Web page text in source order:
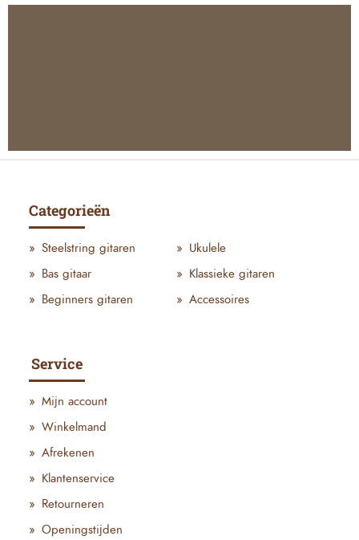
Categorieën
Steelstring gitaren
Ukulele
Bas gitaar
Klassieke gitaren
Beginners gitaren
Accessoires
Service
Mijn account
Winkelmand
Afrekenen
Klantenservice
Retourneren
Openingstijden